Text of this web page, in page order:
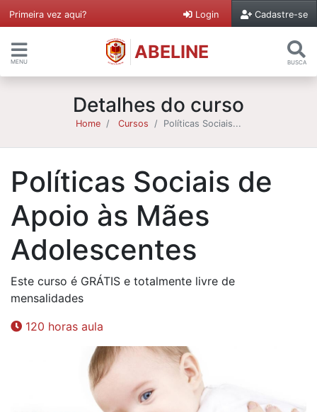
Primeira vez aqui? Login Cadastre-se
MENU ABELINE BUSCA
Detalhes do curso
Home Cursos Políticas Sociais...
Políticas Sociais de
Apoio às Mães
Adolescentes
Este curso é GRÁTIS e totalmente livre de
mensalidades
120 horas aula